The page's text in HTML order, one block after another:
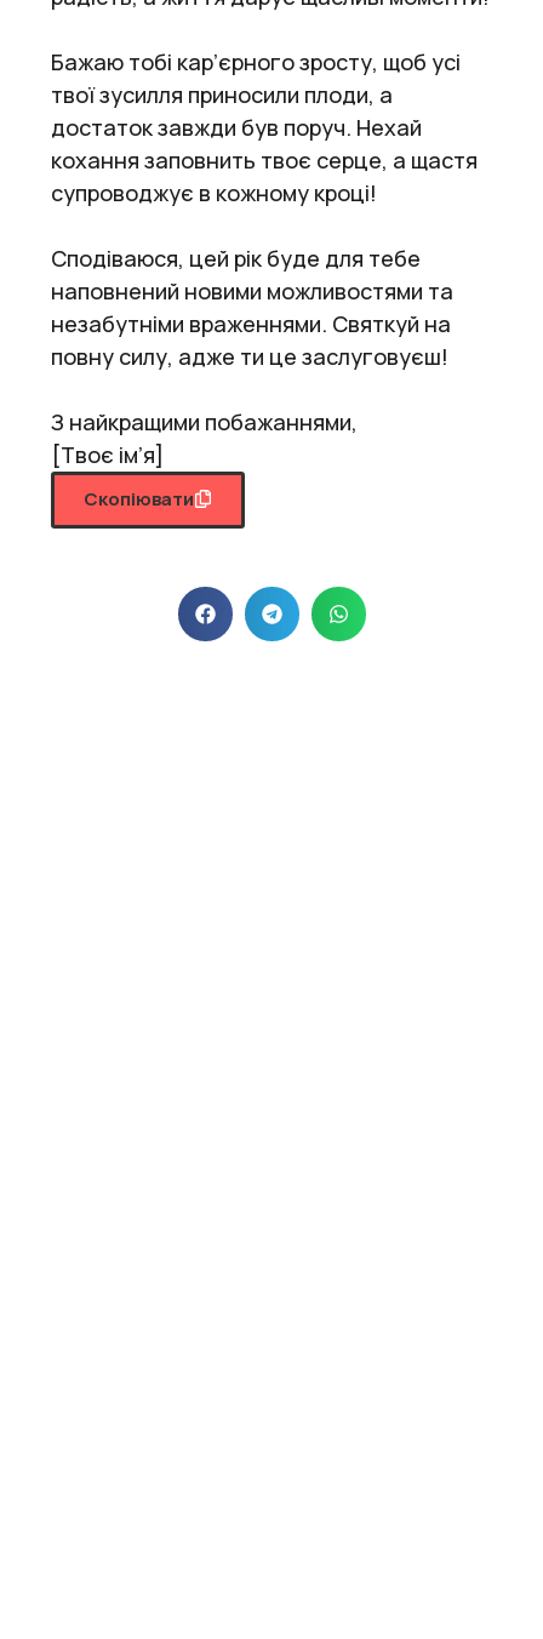
Бажаю тобі кар’єрного зросту, щоб усі
твої зусилля приносили плоди, а
достаток завжди був поруч. Нехай
кохання заповнить твоє серце, а щастя
супроводжує в кожному кроці!
Сподіваюся, цей рік буде для тебе
наповнений новими можливостями та
незабутніми враженнями. Святкуй на
повну силу, адже ти це заслуговуєш!
З найкращими побажаннями,
[Твоє ім’я]
Скопіювати